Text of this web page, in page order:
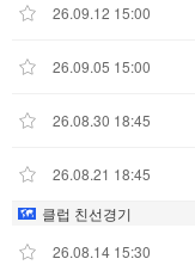
26.09.12 15:00
26.09.05 15:00
26.08.30 18:45
26.08.21 18:45
클럽 친선경기
26.08.14 15:30